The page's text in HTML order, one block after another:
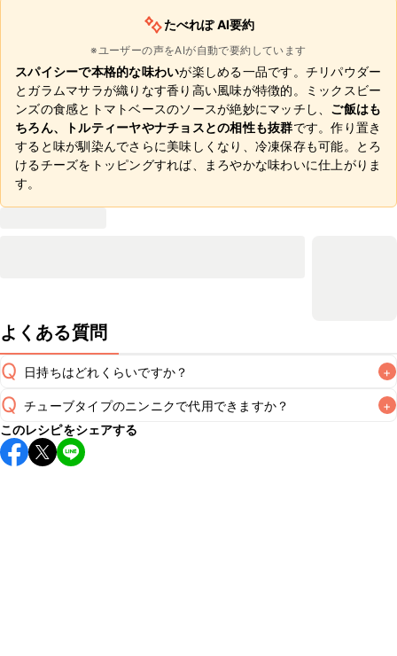
たべれぽ AI要約
※ユーザーの声をAIが自動で要約しています
スパイシーで本格的な味わいが楽しめる一品です。チリパウダー
とガラムマサラが織りなす香り高い風味が特徴的。ミックスビー
ンズの食感とトマトベースのソースが絶妙にマッチし、 ご飯はも
ちろん、トルティーヤやナチョスとの相性も抜群です。作り置き
すると味が馴染んでさらに美味しくなり、冷凍保存も可能。とろ
けるチーズをトッピングすれば、まろやかな味わいに仕上がりま
す。
よくある質問
Q 日持ちはどれくらいですか？ +
A
保存期間は冷蔵で翌日中が目安です。なるべくお早めにお召
し上がりください。
※日持ちは目安です。
Q チューブタイプのニンニクで代用できますか？ +
A
チューブタイプのニンニクを使用してもお作りいただけま
す。小さじ1を目安に加え、お好みの風味になるようご調節く
このレシピをシェアする